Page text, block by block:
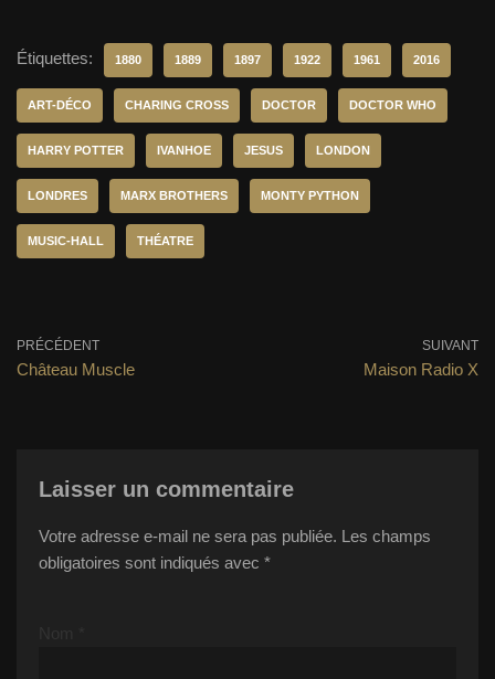
Étiquettes: 1880 1889 1897 1922 1961 2016
ART-DÉCO CHARING CROSS DOCTOR DOCTOR WHO
HARRY POTTER IVANHOE JESUS LONDON
LONDRES MARX BROTHERS MONTY PYTHON
MUSIC-HALL THÉATRE
PRÉCÉDENT
Château Muscle
SUIVANT
Maison Radio X
Laisser un commentaire
Votre adresse e-mail ne sera pas publiée. Les champs
obligatoires sont indiqués avec *